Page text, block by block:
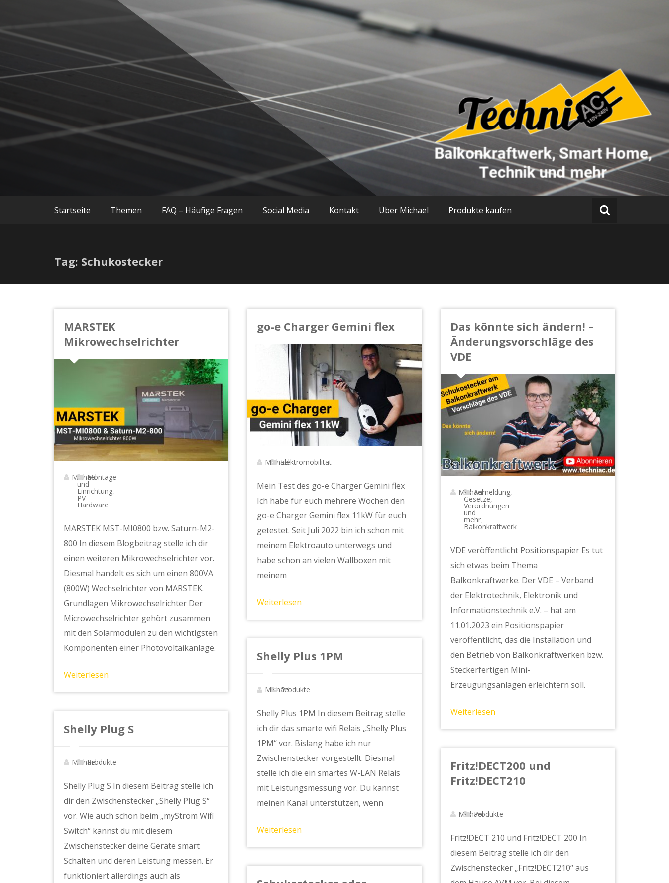
springen
Techniac
Balkonkraftwerke, Smart Home, Technik und mehr
Startseite Themen FAQ – Häufige Fragen Social Media Kontakt Über Michael Produkte kaufen
Tag: Schukostecker
MARSTEK
Mikrowechselrichter
MichaelMontage
und
Einrichtung
PV-
Hardware
MARSTEK MST-MI0800 bzw. Saturn-M2-
800 In diesem Blogbeitrag stelle ich dir
einen weiteren Mikrowechselrichter vor.
Diesmal handelt es sich um einen 800VA
(800W) Wechselrichter von MARSTEK.
Grundlagen Mikrowechselrichter Der
Microwechselrichter gehört zusammen
mit den Solarmodulen zu den wichtigsten
Komponenten einer Photovoltaikanlage.
Weiterlesen
go-e Charger Gemini flex
MichaelElektromobilität
Mein Test des go-e Charger Gemini flex
Ich habe für euch mehrere Wochen den
go-e Charger Gemini flex 11kW für euch
getestet. Seit Juli 2022 bin ich schon mit
meinem Elektroauto unterwegs und
habe schon an vielen Wallboxen mit
meinem
Weiterlesen
Das könnte sich ändern! –
Änderungsvorschläge des
VDE
MichaelAnmeldung,
Gesetze,
Verordnungen
und
mehr
Balkonkraftwerk
VDE veröffentlicht Positionspapier Es tut
sich etwas beim Thema
Balkonkraftwerke. Der VDE – Verband
der Elektrotechnik, Elektronik und
Informationstechnik e.V. – hat am
11.01.2023 ein Positionspapier
veröffentlicht, das die Installation und
den Betrieb von Balkonkraftwerken bzw.
Steckerfertigen Mini-
Erzeugungsanlagen erleichtern soll.
Weiterlesen
Shelly Plus 1PM
MichaelProdukte
Shelly Plus 1PM In diesem Beitrag stelle
ich dir das smarte wifi Relais „Shelly Plus
1PM“ vor. Bislang habe ich nur
Zwischenstecker vorgestellt. Diesmal
stelle ich die ein smartes W-LAN Relais
mit Leistungsmessung vor. Du kannst
meinen Kanal unterstützen, wenn
Weiterlesen
Shelly Plug S
MichaelProdukte
Shelly Plug S In diesem Beitrag stelle ich
dir den Zwischenstecker „Shelly Plug S“
vor. Wie auch schon beim „myStrom Wifi
Switch“ kannst du mit diesem
Zwischenstecker deine Geräte smart
Schalten und deren Leistung messen. Er
funktioniert allerdings auch als
Fritz!DECT200 und
Fritz!DECT210
MichaelProdukte
Fritz!DECT 210 und Fritz!DECT 200 In
diesem Beitrag stelle ich dir den
Zwischenstecker „Fritz!DECT210“ aus